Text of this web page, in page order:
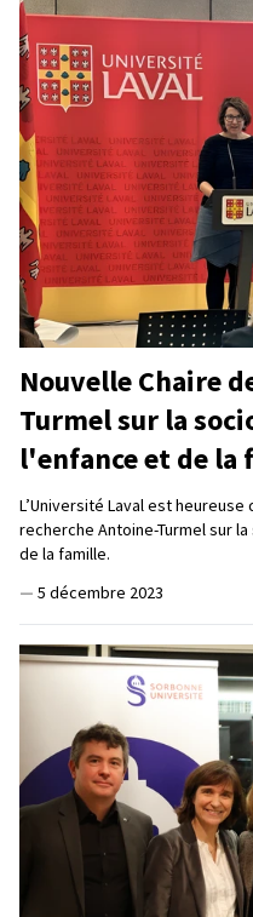
Nouvelle Chaire
Turmel sur la
l'enfance et de la
L’Université Laval est heureuse
recherche Antoine-Turmel sur
de la famille.
— 5 décembre 2023